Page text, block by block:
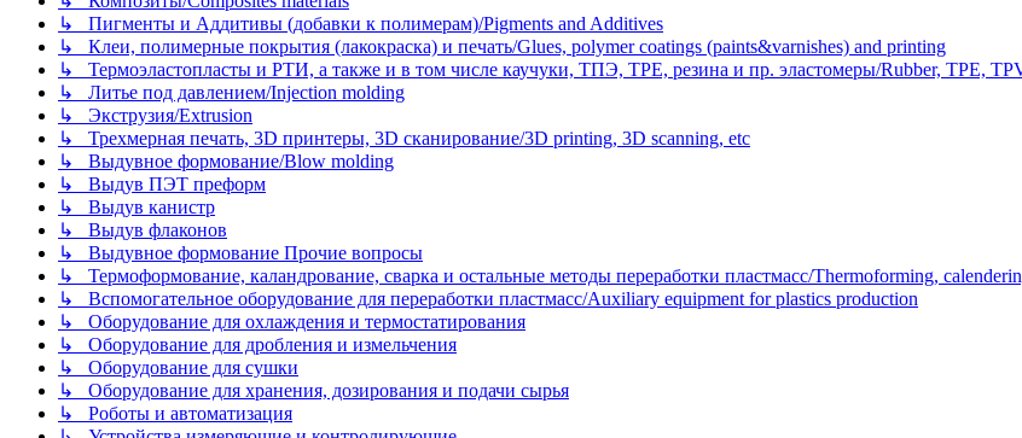
↳ Пигменты и Аддитивы (добавки к полимерам)/Pigments and Additives
↳ Клеи, полимерные покрытия (лакокраска) и печать/Glues, polymer coatings (paints&varnishes) and printing
↳ Термоэластопласты и РТИ, а также и в том числе каучуки, ТПЭ, TPE, резина и пр. эластомеры/Rubber, TPE,
↳ Литье под давлением/Injection molding
↳ Экструзия/Extrusion
↳ Трехмерная печать, 3D принтеры, 3D сканирование/3D printing, 3D scanning, etc
↳ Выдувное формование/Blow molding
↳ Выдув ПЭТ преформ
↳ Выдув канистр
↳ Выдув флаконов
↳ Выдувное формование Прочие вопросы
↳ Термоформование, каландрование, сварка и остальные методы переработки пластмасс/Thermoforming,
↳ Вспомогательное оборудование для переработки пластмасс/Auxiliary equipment for plastics production
↳ Оборудование для охлаждения и термостатирования
↳ Оборудование для дробления и измельчения
↳ Оборудование для сушки
↳ Оборудование для хранения, дозирования и подачи сырья
↳ Роботы и автоматизация